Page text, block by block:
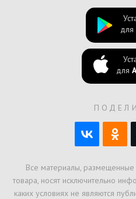
для
для
Все материалы, размещенные
товара, носят исключительно
каких условиях не являются